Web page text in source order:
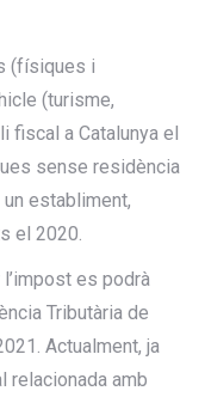
(físiques i
(turisme,
fiscal a Catalunya el
sense residència
establiment,
el 2020.
es podrà
Tributària de
Actualment, ja
relacionada amb